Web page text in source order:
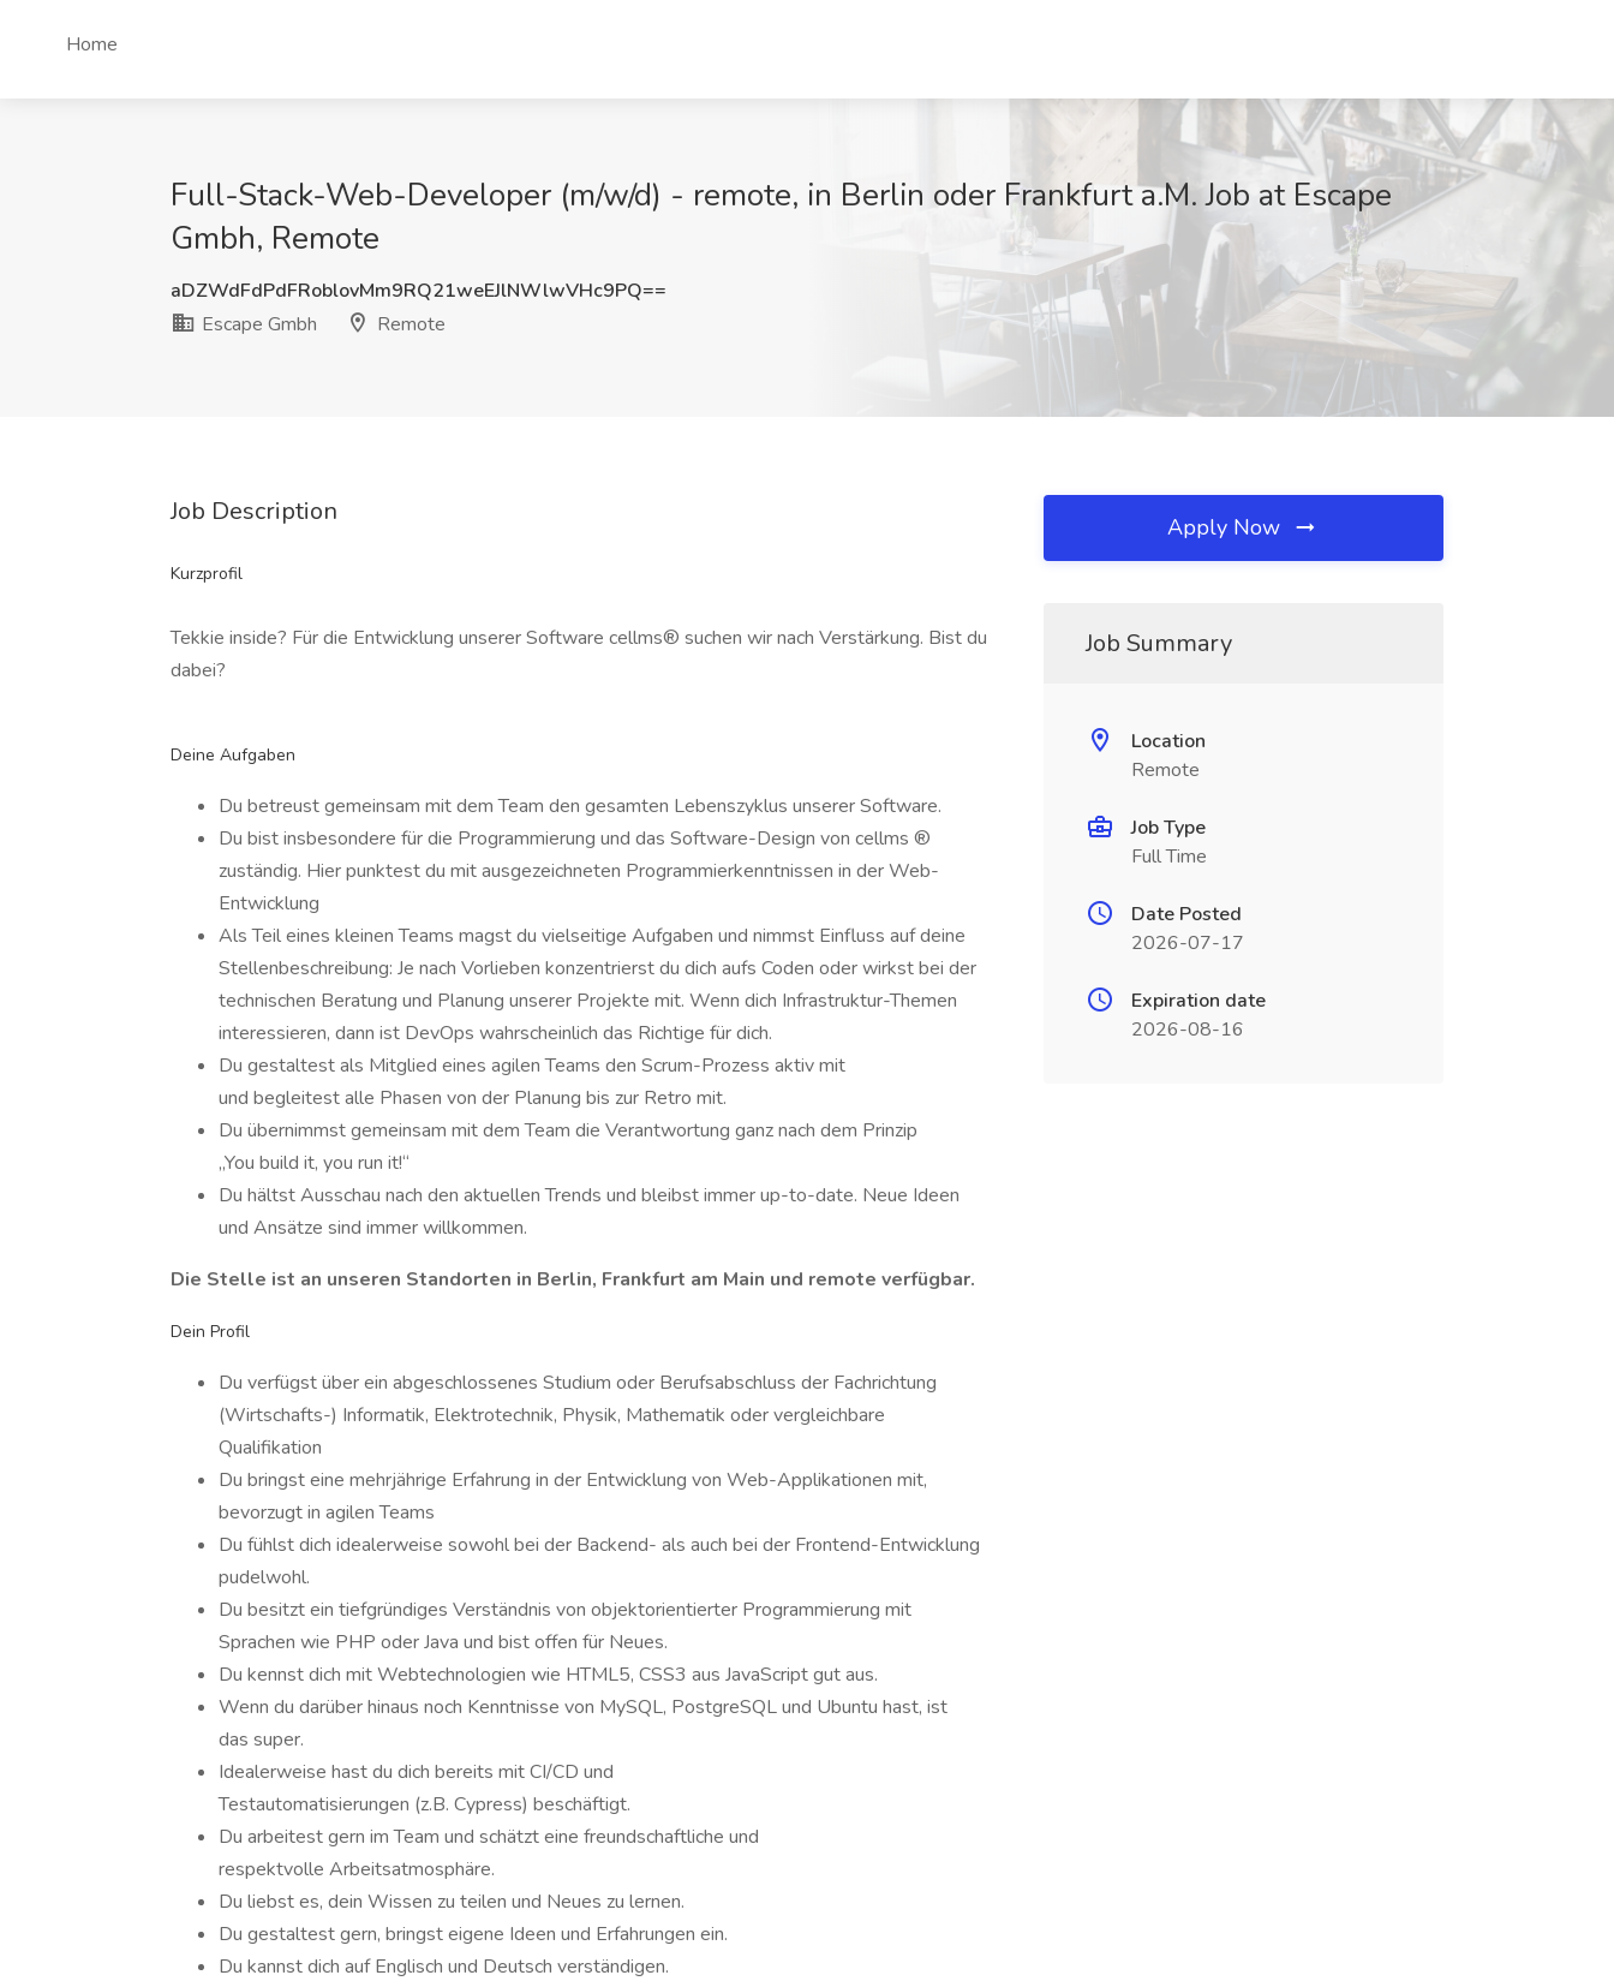
Home
Full-Stack-Web-Developer (m/w/d) - remote, in Berlin oder Frankfurt a.M. Job at Escape
Gmbh, Remote
aDZWdFdPdFRoblovMm9RQ21weEJlNWlwVHc9PQ==
Escape Gmbh
Remote
Job Description
Kurzprofil
Tekkie inside? Für die Entwicklung unserer Software cellms® suchen wir nach Verstärkung. Bist du
dabei?
Deine Aufgaben
Du betreust gemeinsam mit dem Team den gesamten Lebenszyklus unserer Software.
Du bist insbesondere für die Programmierung und das Software-Design von cellms ®
zuständig. Hier punktest du mit ausgezeichneten Programmierkenntnissen in der Web-
Entwicklung
Als Teil eines kleinen Teams magst du vielseitige Aufgaben und nimmst Einfluss auf deine
Stellenbeschreibung: Je nach Vorlieben konzentrierst du dich aufs Coden oder wirkst bei der
technischen Beratung und Planung unserer Projekte mit. Wenn dich Infrastruktur-Themen
interessieren, dann ist DevOps wahrscheinlich das Richtige für dich.
Du gestaltest als Mitglied eines agilen Teams den Scrum-Prozess aktiv mit
und begleitest alle Phasen von der Planung bis zur Retro mit.
Du übernimmst gemeinsam mit dem Team die Verantwortung ganz nach dem Prinzip
„You build it, you run it!“
Du hältst Ausschau nach den aktuellen Trends und bleibst immer up-to-date. Neue Ideen
und Ansätze sind immer willkommen.
Die Stelle ist an unseren Standorten in Berlin, Frankfurt am Main und remote verfügbar.
Dein Profil
Du verfügst über ein abgeschlossenes Studium oder Berufsabschluss der Fachrichtung
(Wirtschafts-) Informatik, Elektrotechnik, Physik, Mathematik oder vergleichbare
Qualifikation
Du bringst eine mehrjährige Erfahrung in der Entwicklung von Web-Applikationen mit,
bevorzugt in agilen Teams
Du fühlst dich idealerweise sowohl bei der Backend- als auch bei der Frontend-Entwicklung
pudelwohl.
Du besitzt ein tiefgründiges Verständnis von objektorientierter Programmierung mit
Sprachen wie PHP oder Java und bist offen für Neues.
Du kennst dich mit Webtechnologien wie HTML5, CSS3 aus JavaScript gut aus.
Wenn du darüber hinaus noch Kenntnisse von MySQL, PostgreSQL und Ubuntu hast, ist
das super.
Idealerweise hast du dich bereits mit CI/CD und
Testautomatisierungen (z.B. Cypress) beschäftigt.
Du arbeitest gern im Team und schätzt eine freundschaftliche und
respektvolle Arbeitsatmosphäre.
Du liebst es, dein Wissen zu teilen und Neues zu lernen.
Du gestaltest gern, bringst eigene Ideen und Erfahrungen ein.
Du kannst dich auf Englisch und Deutsch verständigen.
Apply Now
Job Summary
Location
Remote
Job Type
Full Time
Date Posted
2026-07-17
Expiration date
2026-08-16